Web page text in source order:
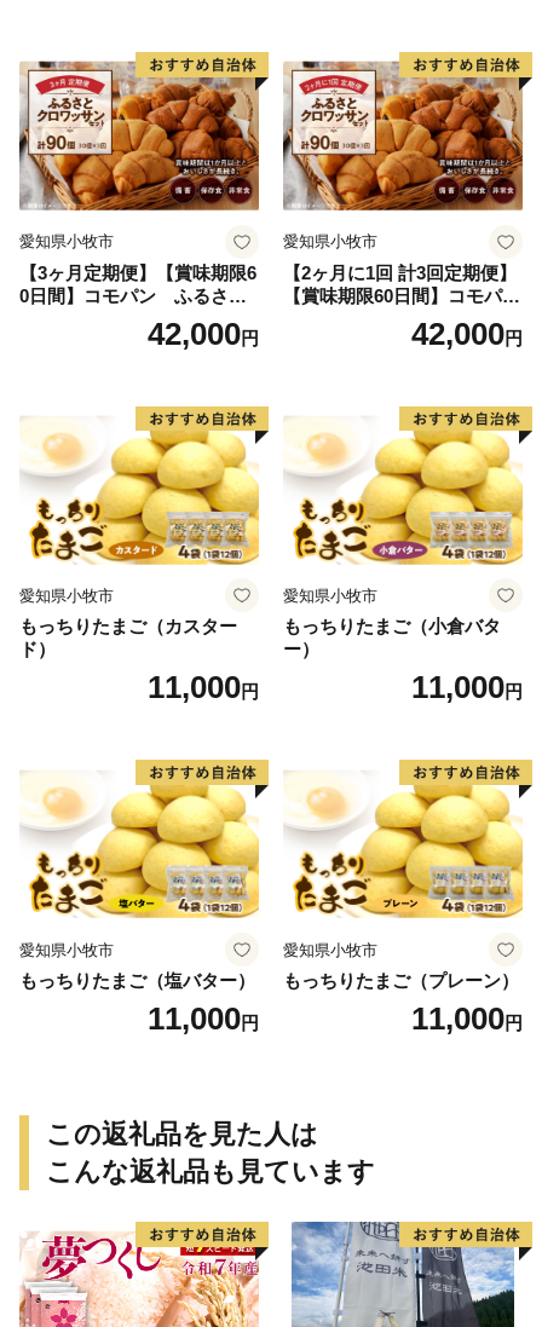
愛知県小牧市
【3ヶ月定期便】【賞味期限6
0日間】コモパン ふるさと
クロワッサンセット（計90
個）／災害用備蓄 保存食 非
42,000円
愛知県小牧市
【2ヶ月に1回 計3回定期便】
【賞味期限60日間】コモパ
ン ふるさとクロワッサンセ
ット（計90個）／災害用備蓄
42,000円
愛知県小牧市
もっちりたまご（カスター
ド）
11,000円
愛知県小牧市
もっちりたまご（小倉バタ
ー）
11,000円
愛知県小牧市
もっちりたまご（塩バター）
11,000円
愛知県小牧市
もっちりたまご（プレーン）
11,000円
この返礼品を見た人は
こんな返礼品も見ています